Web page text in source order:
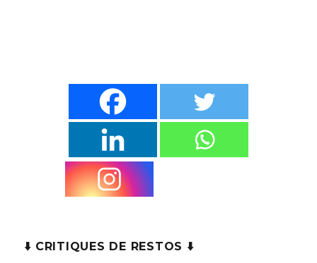
⬇️ CRITIQUES DE RESTOS ⬇️